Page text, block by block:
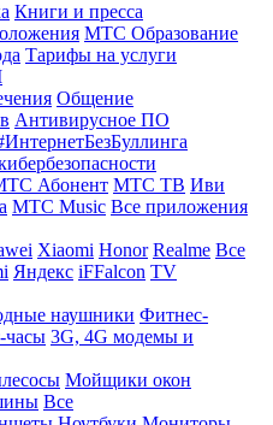
Книги и пресса
МТС Образование
Тарифы на услуги
Общение
Антивирусное ПО
Абонент МТС ТВ Иви
МТС Music Все приложения
Xiaomi Honor Realme Все
Яндекс iFFalcon TV
наушники Фитнес-
часы 3G, 4G модемы и
Мойщики окон
Все